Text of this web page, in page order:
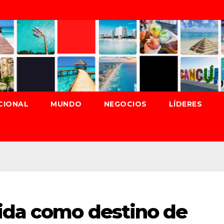
MUNDO NEGOCIOS LÍDERES
como destino de